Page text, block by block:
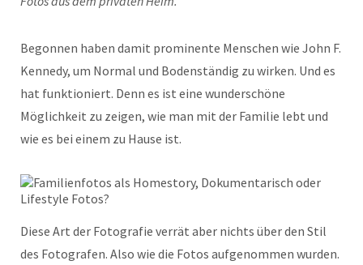
Begonnen haben damit prominente Menschen wie John F.
Kennedy, um Normal und Bodenständig zu wirken. Und es
hat funktioniert. Denn es ist eine wunderschöne
Möglichkeit zu zeigen, wie man mit der Familie lebt und
wie es bei einem zu Hause ist.
Diese Art der Fotografie verrät aber nichts über den Stil
des Fotografen. Also wie die Fotos aufgenommen wurden.